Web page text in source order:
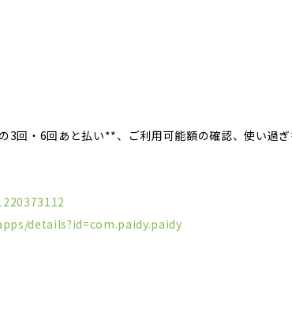
3回・6回あと払い**、ご利用可能額の確認、使い過
details?id=com.paidy.paidy